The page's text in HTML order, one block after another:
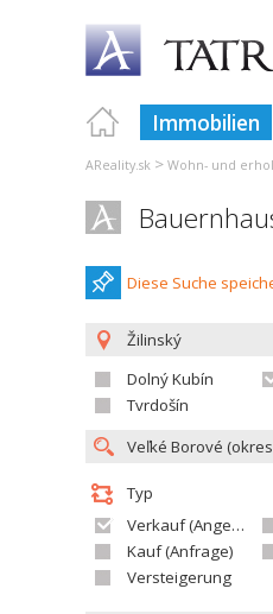
Immobilien
AReality.sk > Wohn- und
Diese Suche
Žilinský
Dolný Kubín
Tvrdošín
Typ
Verkauf (Angebot)
Kauf (Anfrage)
Versteigerung